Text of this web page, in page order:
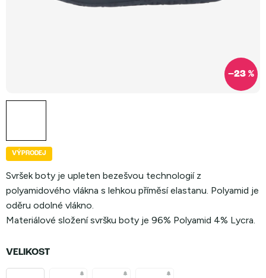
–23 %
VÝPRODEJ
Svršek boty je upleten bezešvou technologií z
polyamidového vlákna s lehkou příměsí elastanu. Polyamid je
oděru odolné vlákno.
Materiálové složení svršku boty je 96% Polyamid 4% Lycra.
VELIKOST